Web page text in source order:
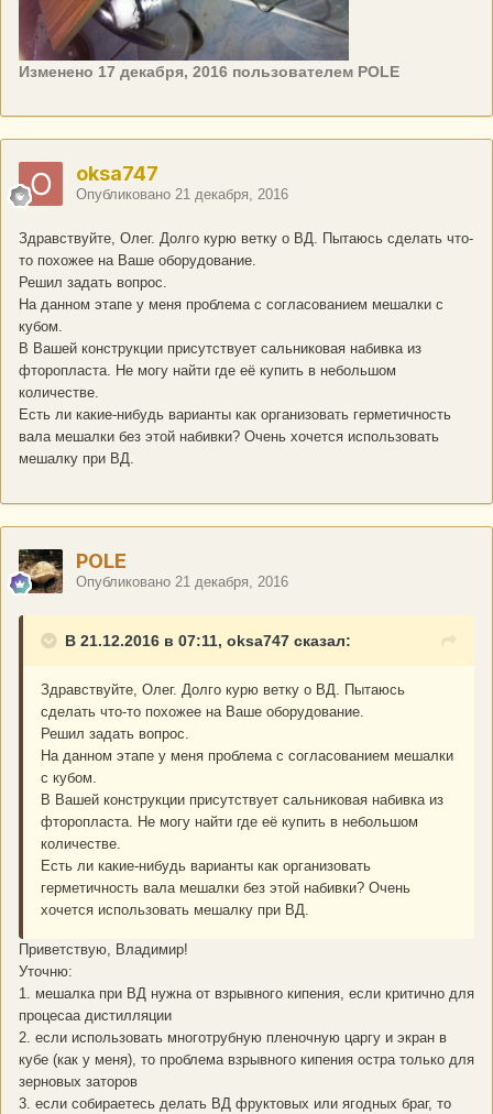
Изменено 17 декабря, 2016 пользователем POLE
oksa747
Опубликовано 21 декабря, 2016
Здравствуйте, Олег. Долго курю ветку о ВД. Пытаюсь сделать что-
то похожее на Ваше оборудование.
Решил задать вопрос.
На данном этапе у меня проблема с согласованием мешалки с
кубом.
В Вашей конструкции присутствует сальниковая набивка из
фторопласта. Не могу найти где её купить в небольшом
количестве.
Есть ли какие-нибудь варианты как организовать герметичность
вала мешалки без этой набивки? Очень хочется использовать
мешалку при ВД.
POLE
Опубликовано 21 декабря, 2016
В 21.12.2016 в 07:11, oksa747 сказал:
Здравствуйте, Олег. Долго курю ветку о ВД. Пытаюсь
сделать что-то похожее на Ваше оборудование.
Решил задать вопрос.
На данном этапе у меня проблема с согласованием мешалки
с кубом.
В Вашей конструкции присутствует сальниковая набивка из
фторопласта. Не могу найти где её купить в небольшом
количестве.
Есть ли какие-нибудь варианты как организовать
герметичность вала мешалки без этой набивки? Очень
хочется использовать мешалку при ВД.
Приветствую, Владимир!
Уточню:
1. мешалка при ВД нужна от взрывного кипения, если критично для
процесаа дистилляции
2. если использовать многотрубную пленочную царгу и экран в
кубе (как у меня), то проблема взрывного кипения остра только для
зерновых заторов
3. если собираетесь делать ВД фруктовых или ягодных браг, то